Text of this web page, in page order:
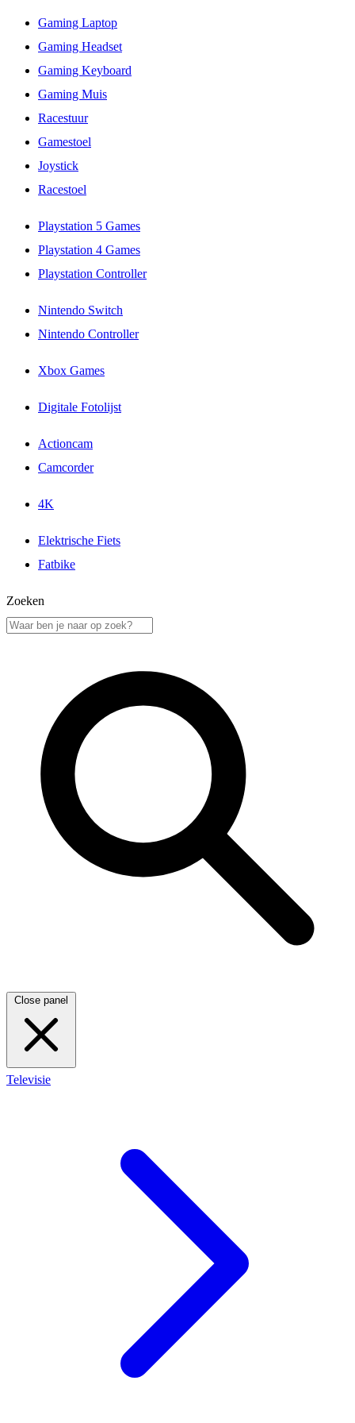
Gaming Laptop
Gaming Headset
Gaming Keyboard
Gaming Muis
Racestuur
Gamestoel
Joystick
Racestoel
Playstation 5 Games
Playstation 4 Games
Playstation Controller
Nintendo Switch
Nintendo Controller
Xbox Games
Digitale Fotolijst
Actioncam
Camcorder
4K
Elektrische Fiets
Fatbike
Zoeken
Close panel
Televisie